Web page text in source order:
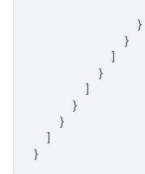
}
}
]
}
]
}
}
]
}